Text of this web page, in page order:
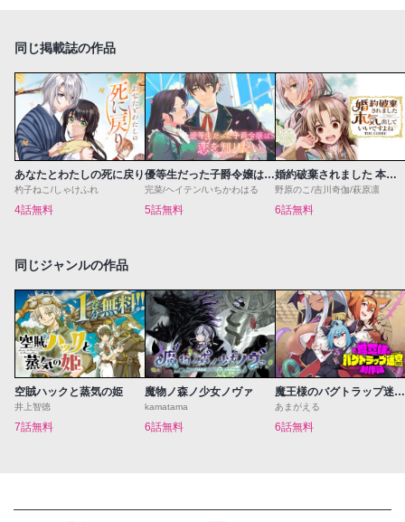
同じ掲載誌の作品
あなたとわたしの死に戻り
杓子ねこ/しゃけふれ
4話無料
優等生だった子爵令嬢は、恋を知りたい。 THE COMIC
完菜/ヘイテン/いちかわはる
5話無料
婚約破棄されました 本気出していいですよね THE COMIC
野原のこ/吉川奇伽/萩原凛
6話無料
同じジャンルの作品
空賊ハックと蒸気の姫
井上智徳
7話無料
魔物ノ森ノ少女ノヴァ
kamatama
6話無料
魔王様のバグトラップ迷宮制作記
あまがえる
6話無料